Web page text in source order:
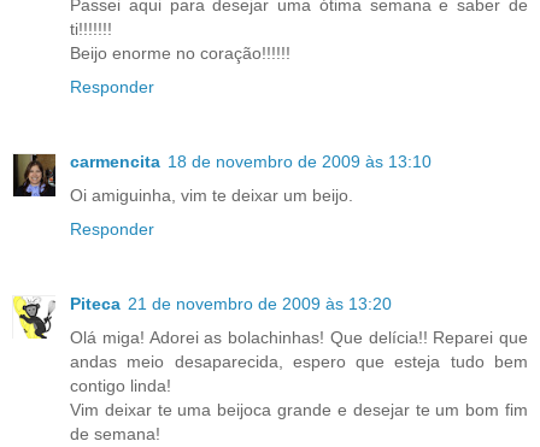
Passei aqui para desejar uma ótima semana e saber de
ti!!!!!!!
Beijo enorme no coração!!!!!!
Responder
carmencita 18 de novembro de 2009 às 13:10
Oi amiguinha, vim te deixar um beijo.
Responder
Piteca 21 de novembro de 2009 às 13:20
Olá miga! Adorei as bolachinhas! Que delícia!! Reparei que
andas meio desaparecida, espero que esteja tudo bem
contigo linda!
Vim deixar te uma beijoca grande e desejar te um bom fim
de semana!